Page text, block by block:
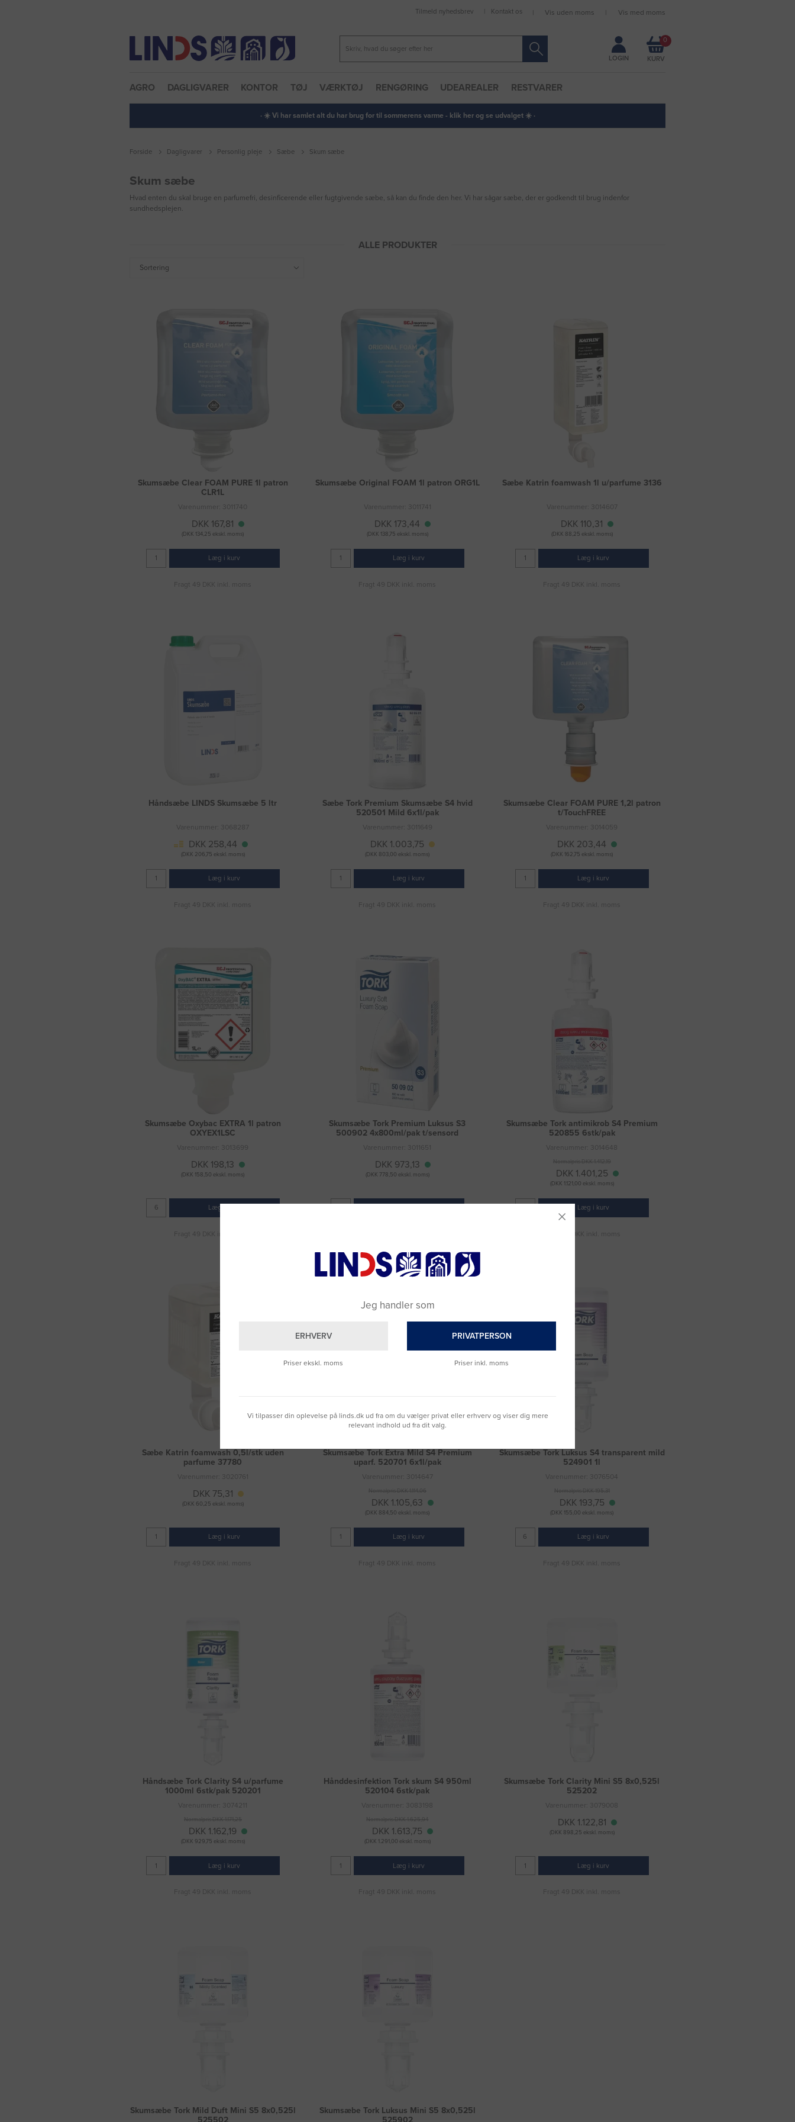
Forbliv logget ind
Tilmeld nyhedsbrev Kontakt os Vis uden moms Vis med moms
LOGIN
0
AGRO DAGLIGVARER KONTOR TØJ VÆRKTØJ RENGØRING UDEAREALER RESTVARER
· ☀️ Vi har samlet alt du har brug for til sommerens varme - klik her og se udvalget ☀️ ·
Forside Dagligvarer Personlig pleje Sæbe Skum sæbe
Skum sæbe
Hvad enten du skal bruge en parfumefri, desinficerende eller fugtgivende sæbe, så kan du finde den her. Vi har sågar sæbe, der er godkendt til brug indenfor
sundhedsplejen.
ALLE PRODUKTER
Sortering
Skumsæbe Clear FOAM PURE 1l patron
CLR1L
Varenummer: 3011740
DKK 167,81
(DKK 134,25 ekskl. moms)
Læg i kurv
Fragt 49 DKK inkl. moms
Skumsæbe Original FOAM 1l patron ORG1L
Varenummer: 3011741
DKK 173,44
(DKK 138,75 ekskl. moms)
Læg i kurv
Fragt 49 DKK inkl. moms
Sæbe Katrin foamwash 1l u/parfume 3136
Varenummer: 3014607
DKK 110,31
(DKK 88,25 ekskl. moms)
Læg i kurv
Fragt 49 DKK inkl. moms
Håndsæbe LINDS Skumsæbe 5 ltr
Varenummer: 3068287
DKK 258,44
(DKK 206,75 ekskl. moms)
Læg i kurv
Fragt 49 DKK inkl. moms
Sæbe Tork Premium Skumsæbe S4 hvid
520501 Mild 6x1l/pak
Varenummer: 3011649
DKK 1.003,75
(DKK 803,00 ekskl. moms)
Læg i kurv
Fragt 49 DKK inkl. moms
Skumsæbe Clear FOAM PURE 1,2l patron
t/TouchFREE
Varenummer: 3014059
DKK 203,44
(DKK 162,75 ekskl. moms)
Læg i kurv
Fragt 49 DKK inkl. moms
Skumsæbe Oxybac EXTRA 1l patron
OXYEX1LSC
Varenummer: 3013699
DKK 198,13
(DKK 158,50 ekskl. moms)
Læg i kurv
Fragt 49 DKK inkl. moms
Skumsæbe Tork Premium Luksus S3
500902 4x800ml/pak t/sensord
Varenummer: 3011651
DKK 973,13
(DKK 778,50 ekskl. moms)
Skumsæbe Tork antimikrob S4 Premium
520855 6stk/pak
Varenummer: 3014648
Normalpris DKK 1.412,19
DKK 1.401,25
(DKK 1.121,00 ekskl. moms)
Læg i kurv
Fragt 49 DKK inkl. moms
Sæbe Katrin foamwash 0,5l/stk uden
parfume 37780
Varenummer: 3020761
DKK 75,31
(DKK 60,25 ekskl. moms)
Læg i kurv
Fragt 49 DKK inkl. moms
Skumsæbe Tork Extra Mild S4 Premium
uparf. 520701 6x1l/pak
Varenummer: 3014647
Normalpris DKK 1.114,06
DKK 1.105,63
(DKK 884,50 ekskl. moms)
Læg i kurv
Fragt 49 DKK inkl. moms
Skumsæbe Tork Luksus S4 transparent mild
524901 1l
Varenummer: 3076504
Normalpris DKK 195,31
DKK 193,75
(DKK 155,00 ekskl. moms)
Læg i kurv
Fragt 49 DKK inkl. moms
Håndsæbe Tork Clarity S4 u/parfume
1000ml 6stk/pak 520201
Varenummer: 3074211
Normalpris DKK 1.171,25
DKK 1.162,19
(DKK 929,75 ekskl. moms)
Læg i kurv
Fragt 49 DKK inkl. moms
Hånddesinfektion Tork skum S4 950ml
520104 6stk/pak
Varenummer: 3083198
Normalpris DKK 1.625,94
DKK 1.613,75
(DKK 1.291,00 ekskl. moms)
Læg i kurv
Fragt 49 DKK inkl. moms
Skumsæbe Tork Clarity Mini S5 8x0,525l
525202
Varenummer: 3079008
DKK 1.122,81
(DKK 898,25 ekskl. moms)
Læg i kurv
Fragt 49 DKK inkl. moms
Skumsæbe Tork Mild Duft Mini S5 8x0,525l
Skumsæbe Tork Luksus Mini S5 8x0,525l
Jeg handler som
ERHVERV
Priser ekskl. moms
PRIVATPERSON
Priser inkl. moms
Vi tilpasser din oplevelse på linds.dk ud fra om du vælger privat eller erhverv og viser dig mere
relevant indhold ud fra dit valg.